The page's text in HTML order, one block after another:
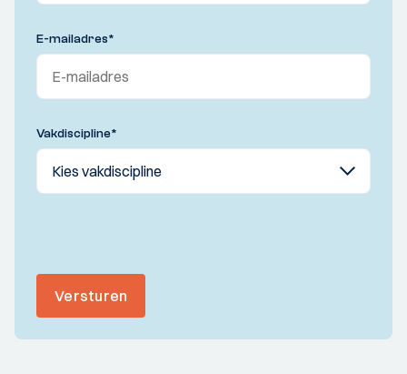
E-mailadres*
Vakdiscipline*
Versturen